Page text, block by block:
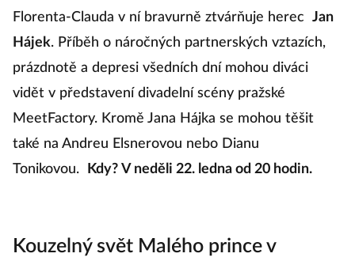
Florenta-Clauda v ní bravurně ztvárňuje herec
Jan
Hájek. Příběh o náročných partnerských vztazích,
prázdnotě a depresi všedních dní mohou diváci
vidět v představení divadelní scény pražské
MeetFactory. Kromě Jana Hájka se mohou těšit
také na Andreu Elsnerovou nebo Dianu
Tonikovou.
Kdy? V neděli 22. ledna od 20 hodin.
Kouzelný svět Malého prince v